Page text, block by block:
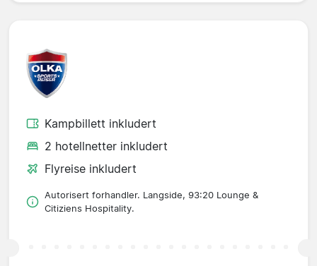
Kampbillett inkludert
2 hotellnetter inkludert
Flyreise inkludert
Autorisert forhandler. Langside, 93:20 Lounge &
Citiziens Hospitality.